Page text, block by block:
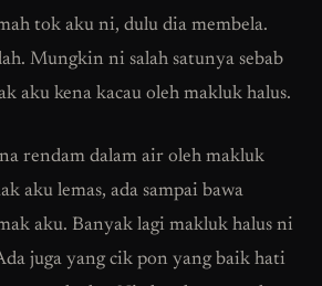
tok aku ni, dulu dia membela.
Mungkin ni salah satunya sebab
aku kena kacau oleh makluk halus.
rendam dalam air oleh makluk
aku lemas, ada sampai bawa
aku. Banyak lagi makluk halus ni
juga yang cik pon yang baik hati